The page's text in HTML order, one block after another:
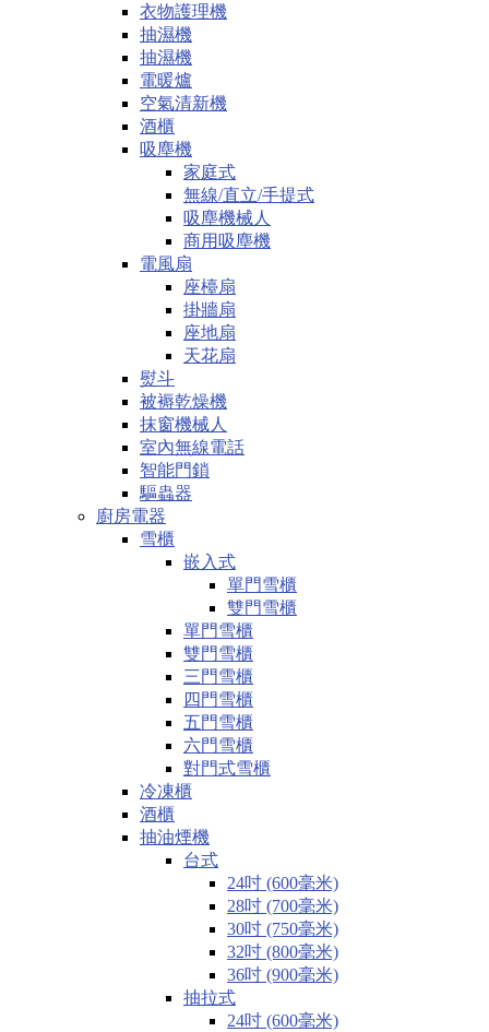
衣物護理機
抽濕機
抽濕機
電暖爐
空氣清新機
酒櫃
吸塵機
家庭式
無線/直立/手提式
吸塵機械人
商用吸塵機
電風扇
座檯扇
掛牆扇
座地扇
天花扇
熨斗
被褥乾燥機
抹窗機械人
室內無線電話
智能門鎖
驅蟲器
廚房電器
雪櫃
嵌入式
單門雪櫃
雙門雪櫃
單門雪櫃
雙門雪櫃
三門雪櫃
四門雪櫃
五門雪櫃
六門雪櫃
對門式雪櫃
冷凍櫃
酒櫃
抽油煙機
台式
24吋 (600毫米)
28吋 (700毫米)
30吋 (750毫米)
32吋 (800毫米)
36吋 (900毫米)
抽拉式
24吋 (600毫米)